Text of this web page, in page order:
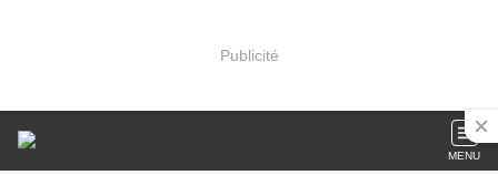
Publicité
MENU